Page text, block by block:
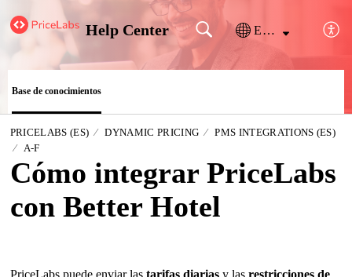
Help Center Español (España)
Base de conocimientos
PRICELABS (ES) DYNAMIC PRICING
PMS INTEGRATIONS (ES)
A-F
Cómo integrar PriceLabs
con Better Hotel
PriceLabs puede enviar las tarifas diariasy las restricciones de